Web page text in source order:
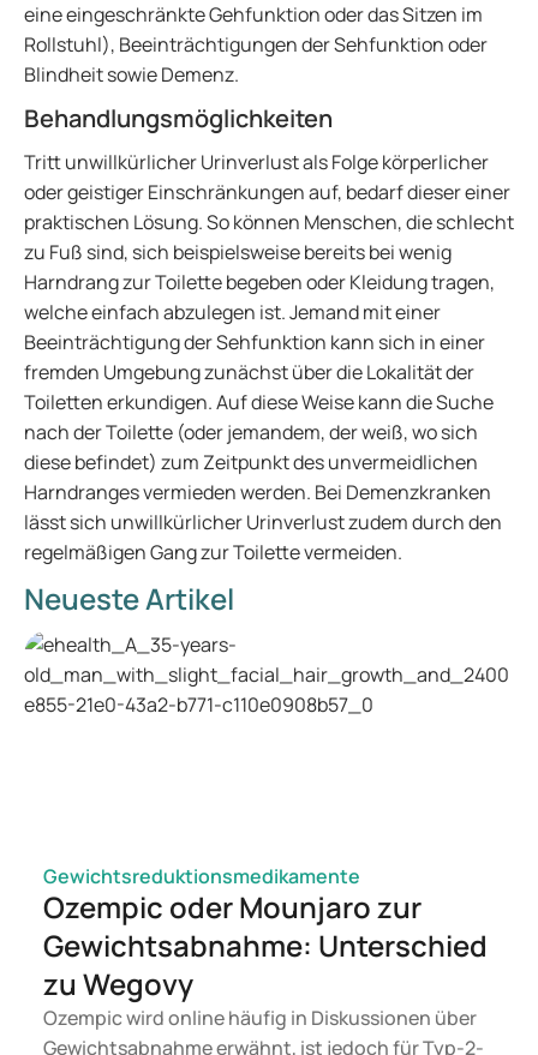
eine eingeschränkte Gehfunktion oder das Sitzen im
Rollstuhl), Beeinträchtigungen der Sehfunktion oder
Blindheit sowie Demenz.
Behandlungsmöglichkeiten
Tritt unwillkürlicher Urinverlust als Folge körperlicher
oder geistiger Einschränkungen auf, bedarf dieser einer
praktischen Lösung. So können Menschen, die schlecht
zu Fuß sind, sich beispielsweise bereits bei wenig
Harndrang zur Toilette begeben oder Kleidung tragen,
welche einfach abzulegen ist. Jemand mit einer
Beeinträchtigung der Sehfunktion kann sich in einer
fremden Umgebung zunächst über die Lokalität der
Toiletten erkundigen. Auf diese Weise kann die Suche
nach der Toilette (oder jemandem, der weiß, wo sich
diese befindet) zum Zeitpunkt des unvermeidlichen
Harndranges vermieden werden. Bei Demenzkranken
lässt sich unwillkürlicher Urinverlust zudem durch den
regelmäßigen Gang zur Toilette vermeiden.
Neueste Artikel
Gewichtsreduktionsmedikamente
Ozempic oder Mounjaro zur
Gewichtsabnahme: Unterschied
zu Wegovy
Ozempic wird online häufig in Diskussionen über
Gewichtsabnahme erwähnt, ist jedoch für Typ-2-